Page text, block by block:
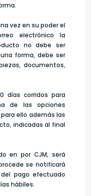
vez en su poder el
electrónico la
no debe ser
forma, debe ser
documentos,
días corridos para
de las opciones
ello además las
indicadas al final
en por CJM, será
se notificará
pago efectuado
hábiles.